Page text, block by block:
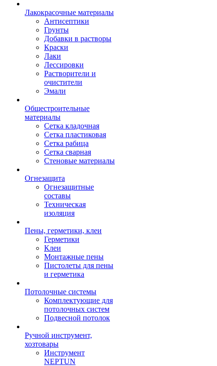
Лакокрасочные материалы
Антисептики
Грунты
Добавки в растворы
Краски
Лаки
Лессировки
Растворители и
очистители
Эмали
Общестроительные
материалы
Сетка кладочная
Сетка пластиковая
Сетка рабица
Сетка сварная
Стеновые материалы
Огнезащита
Огнезащитные
составы
Техническая
изоляция
Пены, герметики, клеи
Герметики
Клеи
Монтажные пены
Пистолеты для пены
и герметика
Потолочные системы
Комплектующие для
потолочных систем
Подвесной потолок
Ручной инструмент,
хозтовары
Инструмент
NEPTUN